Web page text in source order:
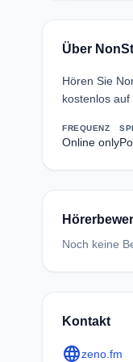
Über
Hören Sie
kostenlos
FREQUENZ
Online only
Noch keine
Kontakt
languagezeno.fm